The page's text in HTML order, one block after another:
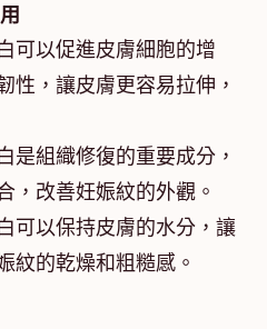
可以促進皮膚細胞的增
性，讓皮膚更容易拉伸，
是組織修復的重要成分，
，改善妊娠紋的外觀。
可以保持皮膚的水分，讓
紋的乾燥和粗糙感。